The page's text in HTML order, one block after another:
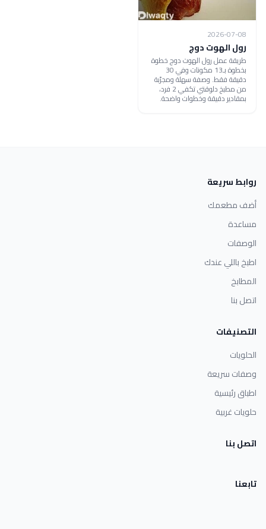
2026-07-08
رول الهوت دوج
طريقة عمل رول الهوت دوج خطوة
بخطوة بـ13 مكونات وفي 30
دقيقة فقط. وصفة سهلة ومجرّبة
من مطبخ دلوقتي تكفي 2 فرد،
بمقادير دقيقة وخطوات واضحة.
روابط سريعة
أضف مطعمك
مساعدة
الوصفات
اطبخ باللي عندك
المطابخ
اتصل بنا
التصنيفات
الحلويات
وصفات سريعة
اطباق رئيسية
حلويات غربية
اتصل بنا
تابعنا